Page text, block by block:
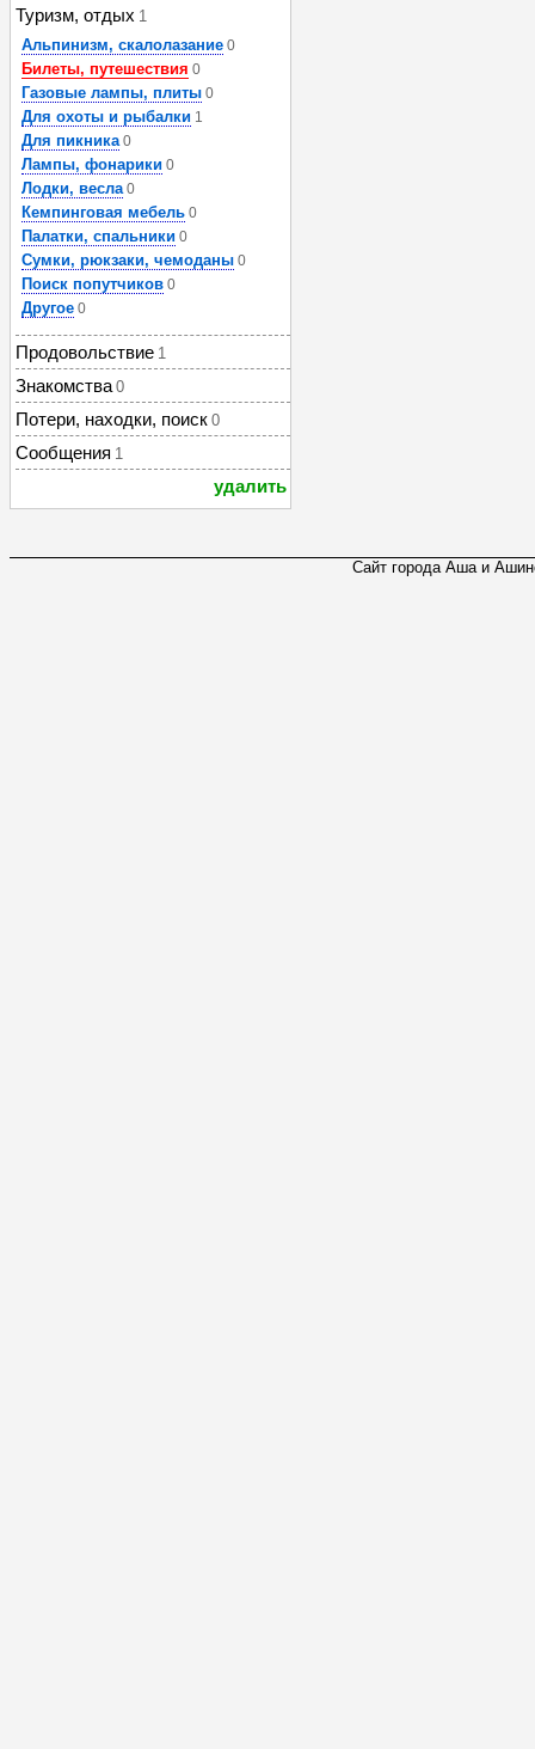
Туризм, отдых 1
Альпинизм, скалолазание 0
Билеты, путешествия 0
Газовые лампы, плиты 0
Для охоты и рыбалки 1
Для пикника 0
Лампы, фонарики 0
Лодки, весла 0
Кемпинговая мебель 0
Палатки, спальники 0
Сумки, рюкзаки, чемоданы 0
Поиск попутчиков 0
Другое 0
Продовольствие 1
Знакомства 0
Потери, находки, поиск 0
Сообщения 1
удалить
Сайт города Аша и